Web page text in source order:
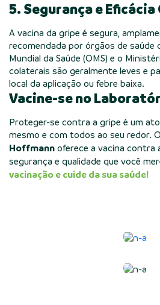
5. Segurança e
A vacina da gripe é segura,
recomendada por órgãos de saúde
Mundial da Saúde (OMS) e o
colaterais são geralmente leves e
local da aplicação ou febre baixa.
Vacine-se no
Proteger-se contra a gripe é um
mesmo e com todos ao seu redor. O
Hoffmann oferece a vacina contra
segurança e qualidade que você
vacinação e cuide da sua saúde!